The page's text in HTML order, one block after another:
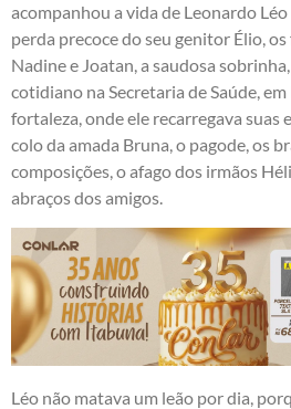
acompanhou a vida de Leonardo
perda precoce do seu genitor Élio,
Nadine e Joatan, a saudosa
cotidiano na Secretaria de Saúde, em
fortaleza, onde ele recarregava suas
colo da amada Bruna, o pagode, os
composições, o afago dos irmãos
abraços dos amigos.
Léo não matava um leão por dia,